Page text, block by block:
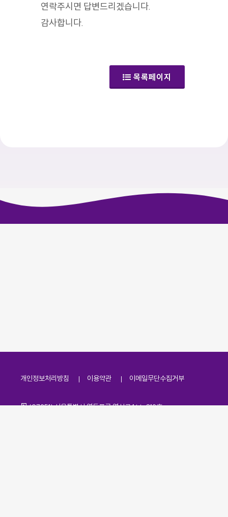
연락주시면 답변드리겠습니다.
감사합니다.
(공지사항)
목록페이지
개인정보처리방침 이용약관 이메일무단수집거부
주소
(07251) 서울특별시 영등포구 영신로 166, 319호